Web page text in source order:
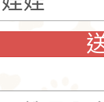
犬的
動作
小的
娃娃
，墨
在花
德麗娜